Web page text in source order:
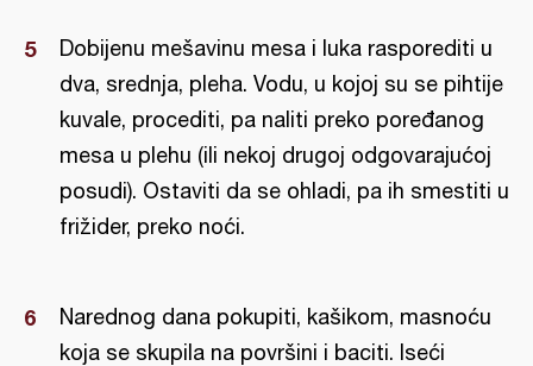
Dobijenu mešavinu mesa i luka rasporediti u
dva, srednja, pleha. Vodu, u kojoj su se pihtije
kuvale, procediti, pa naliti preko poređanog
mesa u plehu (ili nekoj drugoj odgovarajućoj
posudi). Ostaviti da se ohladi, pa ih smestiti u
frižider, preko noći.
Narednog dana pokupiti, kašikom, masnoću
koja se skupila na površini i baciti. Iseći